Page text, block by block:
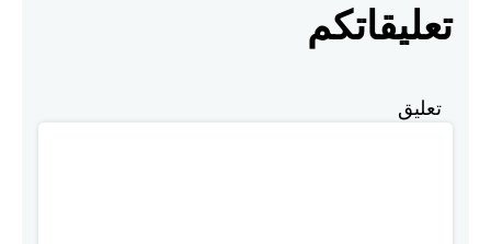
تعليقاتكم
تعليق